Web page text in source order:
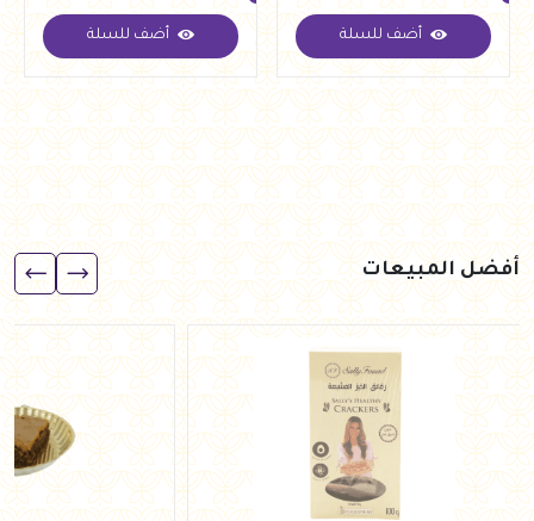
جنيه
أضف للسلة
جنيه
أضف للسلة
أفضل المبيعات